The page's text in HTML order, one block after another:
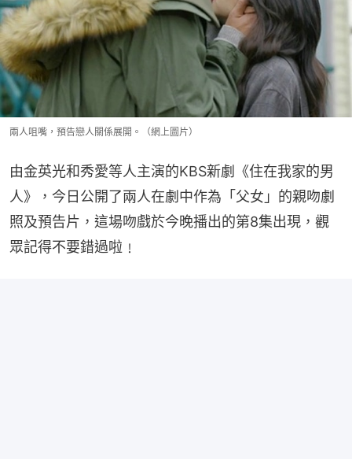
兩人咀嘴，預告戀人關係展開。（網上圖片）
由金英光和秀愛等人主演的KBS新劇《住在我家的男
人》，今日公開了兩人在劇中作為「父女」的親吻劇
照及預告片，這場吻戲於今晚播出的第8集出現，觀
眾記得不要錯過啦﹗